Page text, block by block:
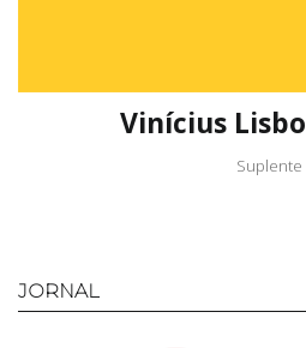
Vinícius
Suplente
JORNAL